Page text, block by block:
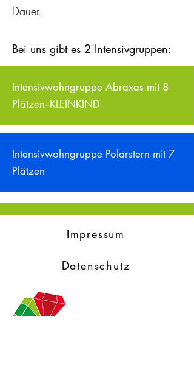
Dauer.
Bei uns gibt es 2 Intensivgruppen:
Intensivwohngruppe Abraxas mit 8
Plätzen--KLEINKIND
Intensivwohngruppe Polarstern mit 7
Plätzen
Impressum
Datenschutz